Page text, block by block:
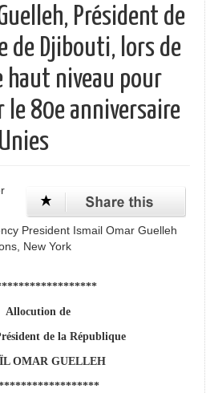
Président de
de Djibouti, lors de
haut niveau pour
le 80e anniversaire
President Ismail Omar Guelleh
New York
Allocution de
de la République
OMAR GUELLEH